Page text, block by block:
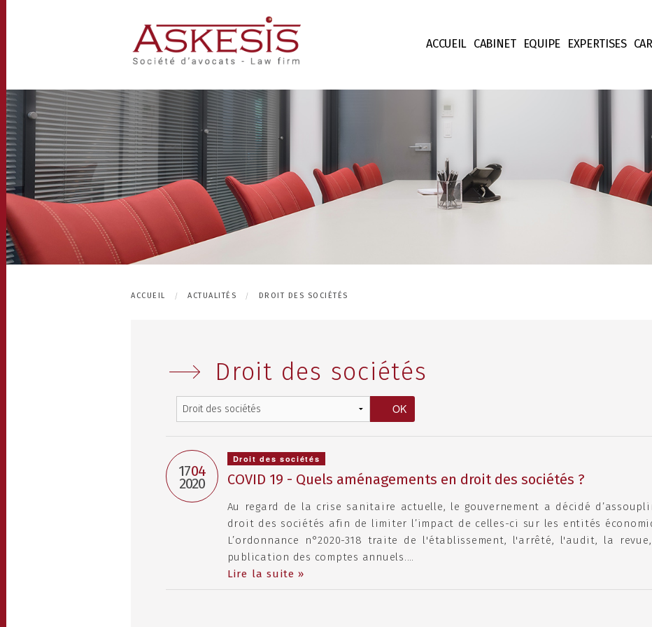
ACCUEIL CABINET
Honoraires
EQUIPE
Collaborateurs & Juristes
EXPERTISES
Droit des
Propriété
Droit Financier
Contentieux
ACCUEIL ACTUALITÉS DROIT DES SOCIÉTÉS
Droit des sociétés
1704
2020
Droit des sociétés
COVID 19 - Quels aménagements en droit des sociétés ?
Au regard de la crise sanitaire actuelle, le gouvernement a décidé
droit des sociétés afin de limiter l’impact de celles-ci sur les entités
L’ordonnance n°2020-318 traite de l'établissement, l'arrêté, l'audit, la
publication des comptes annuels.…
Lire la suite »